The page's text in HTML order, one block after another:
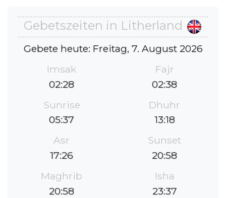
Gebetszeiten in Litherland
Gebete heute: Freitag, 7. August 2026
Imsak
02:28
Fajr
02:38
Sunrise
05:37
Dhuhr
13:18
Asr
17:26
Sunset
20:58
Maghrib
20:58
Isha
23:37